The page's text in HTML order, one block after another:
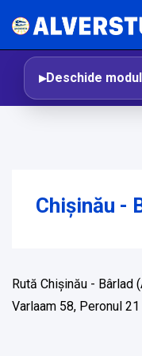
Deschide
Chișinău -
Rută Chișinău - Bârlad
Varlaam 58, Peronul